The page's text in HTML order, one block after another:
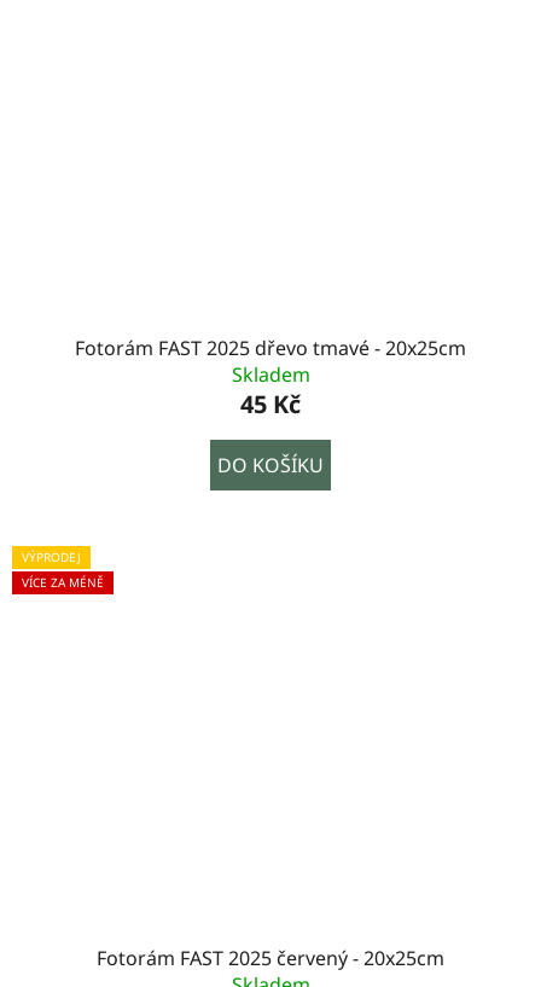
Fotorám FAST 2025 dřevo tmavé - 20x25cm
Skladem
45 Kč
DO KOŠÍKU
VÝPRODEJ
VÍCE ZA MÉNĚ
Fotorám FAST 2025 červený - 20x25cm